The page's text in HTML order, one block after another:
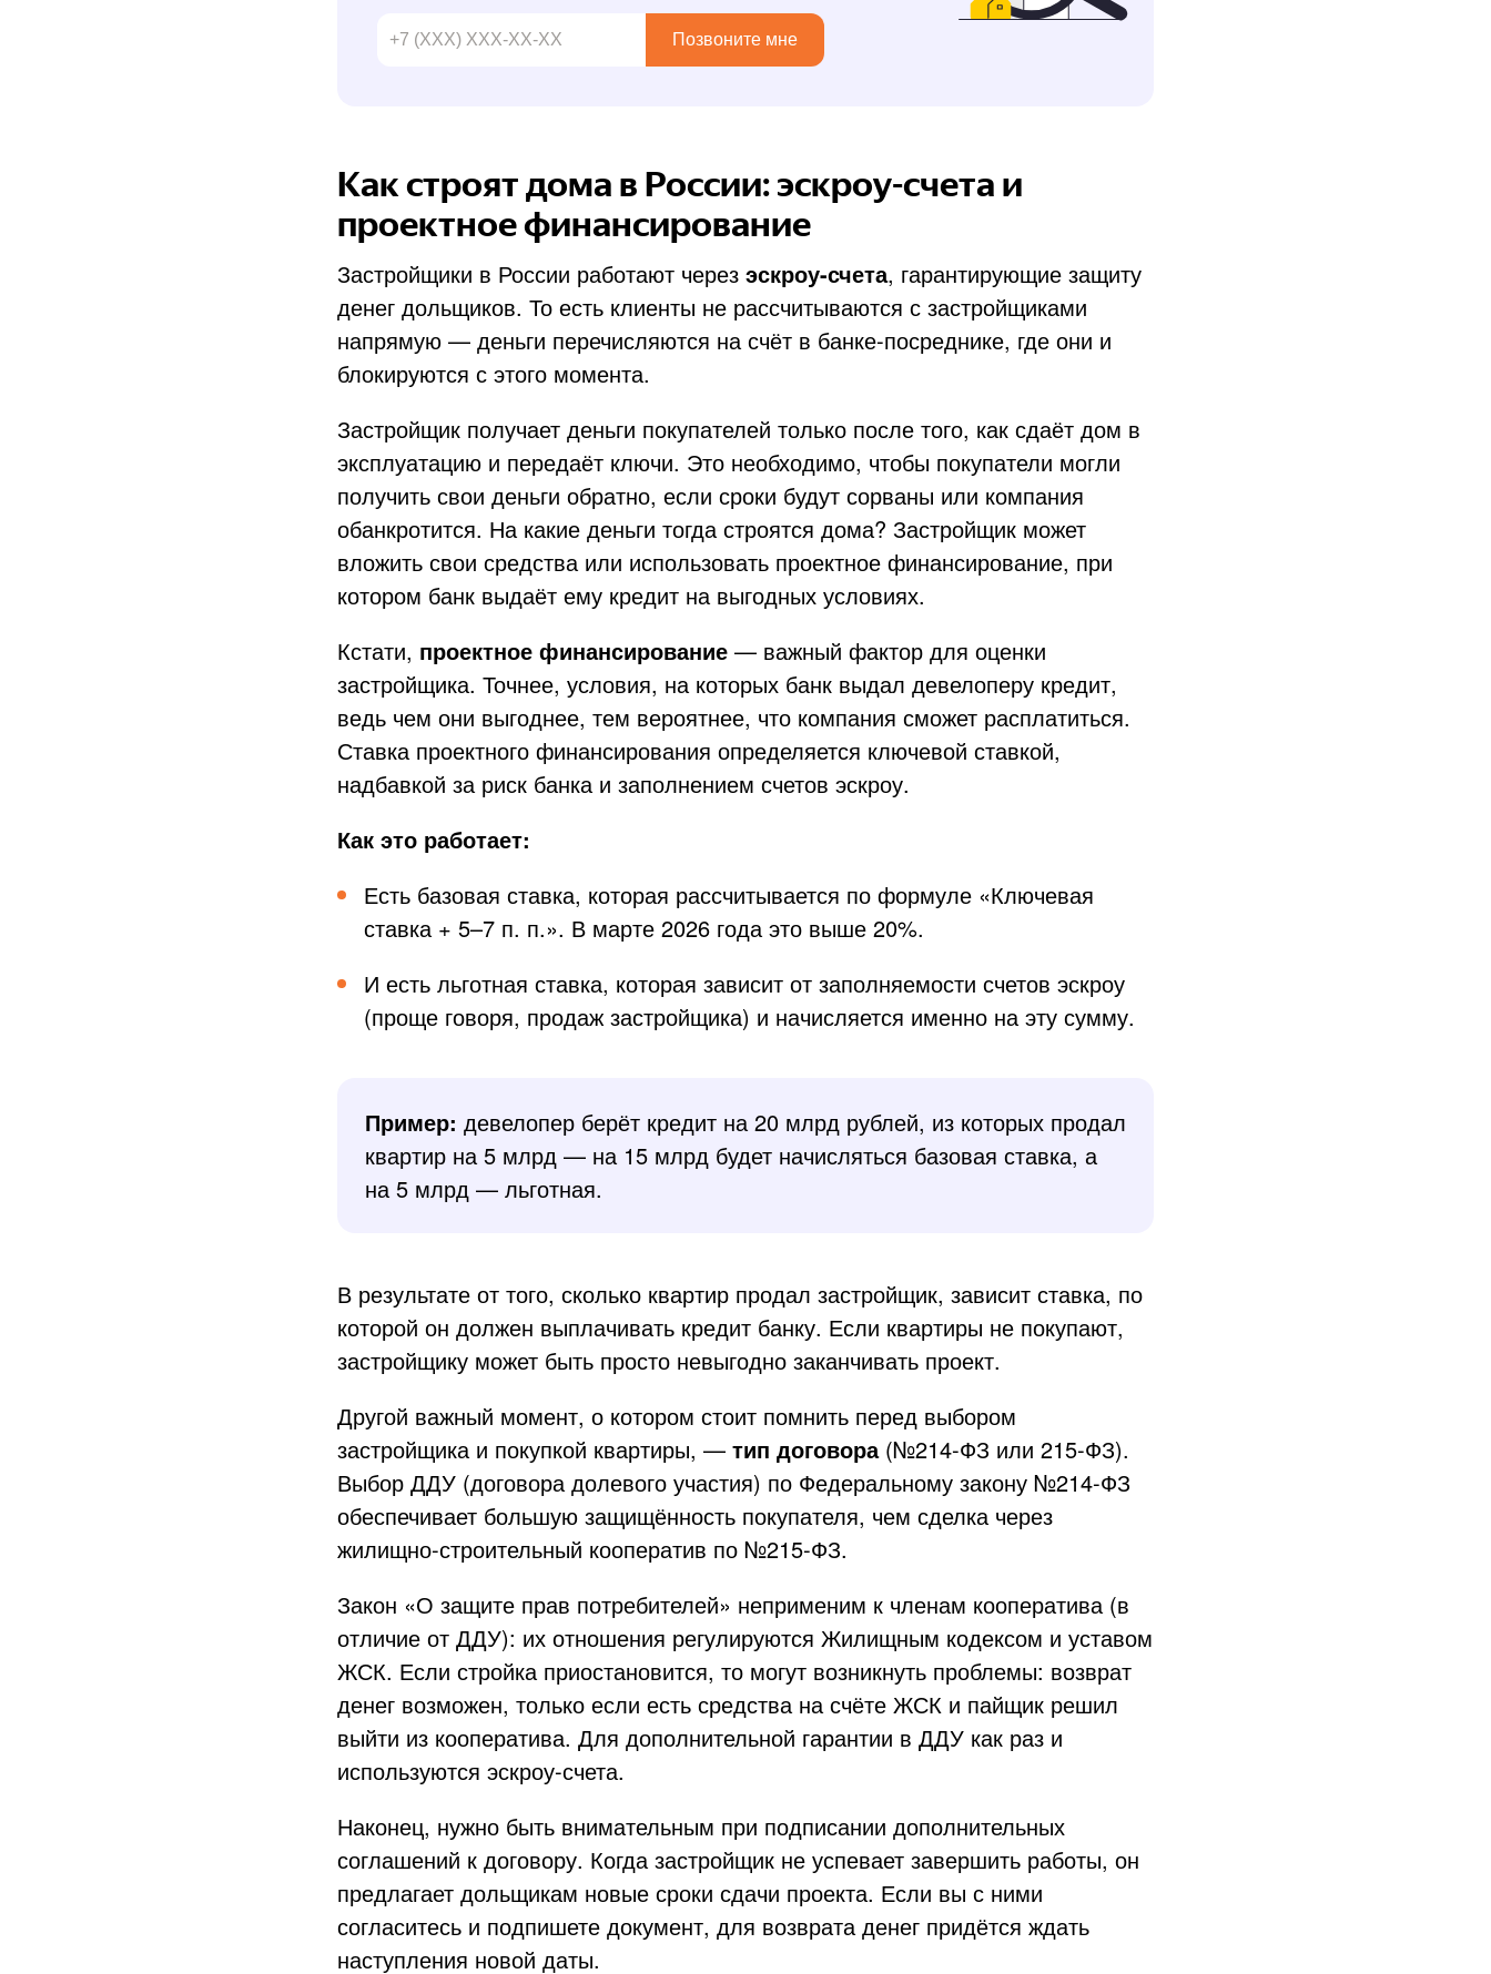
Позвоните мне
Как строят дома в России: эскроу-счета и
проектное финансирование
Застройщики в России работают через эскроу-счета, гарантирующие защиту
денег дольщиков. То есть клиенты не рассчитываются с застройщиками
напрямую — деньги перечисляются на счёт в банке-посреднике, где они и
блокируются с этого момента.
Застройщик получает деньги покупателей только после того, как сдаёт дом в
эксплуатацию и передаёт ключи. Это необходимо, чтобы покупатели могли
получить свои деньги обратно, если сроки будут сорваны или компания
обанкротится. На какие деньги тогда строятся дома? Застройщик может
вложить свои средства или использовать проектное финансирование, при
котором банк выдаёт ему кредит на выгодных условиях.
Кстати, проектное финансирование — важный фактор для оценки
застройщика. Точнее, условия, на которых банк выдал девелоперу кредит,
ведь чем они выгоднее, тем вероятнее, что компания сможет расплатиться.
Ставка проектного финансирования определяется ключевой ставкой,
надбавкой за риск банка и заполнением счетов эскроу.
Как это работает:
Есть базовая ставка, которая рассчитывается по формуле «Ключевая
ставка + 5–7 п. п.». В марте 2026 года это выше 20%.
И есть льготная ставка, которая зависит от заполняемости счетов эскроу
(проще говоря, продаж застройщика) и начисляется именно на эту сумму.
Пример: девелопер берёт кредит на 20 млрд рублей, из которых продал
квартир на 5 млрд — на 15 млрд будет начисляться базовая ставка, а
на 5 млрд — льготная.
В результате от того, сколько квартир продал застройщик, зависит ставка, по
которой он должен выплачивать кредит банку. Если квартиры не покупают,
застройщику может быть просто невыгодно заканчивать проект.
Другой важный момент, о котором стоит помнить перед выбором
застройщика и покупкой квартиры, — тип договора(№214-ФЗ или 215-ФЗ).
Выбор ДДУ (договора долевого участия) по Федеральному закону №214-ФЗ
обеспечивает большую защищённость покупателя, чем сделка через
жилищно-строительный кооператив по №215-ФЗ.
Закон «О защите прав потребителей» неприменим к членам кооператива (в
отличие от ДДУ): их отношения регулируются Жилищным кодексом и уставом
ЖСК. Если стройка приостановится, то могут возникнуть проблемы: возврат
денег возможен, только если есть средства на счёте ЖСК и пайщик решил
выйти из кооператива. Для дополнительной гарантии в ДДУ как раз и
используются эскроу-счета.
Наконец, нужно быть внимательным при подписании дополнительных
соглашений к договору. Когда застройщик не успевает завершить работы, он
предлагает дольщикам новые сроки сдачи проекта. Если вы с ними
согласитесь и подпишете документ, для возврата денег придётся ждать
наступления новой даты.